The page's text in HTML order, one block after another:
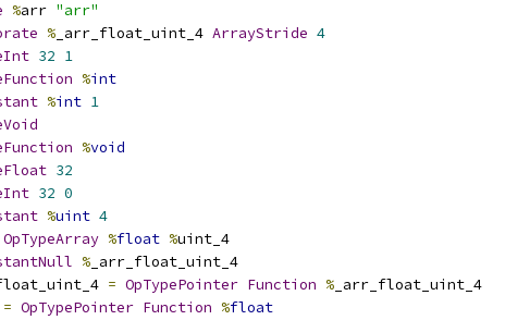
%arr "arr"
% _arr_float_uint_4 ArrayStride 4
32 1
%int
%int 1
%void
32
32 0
%uint 4
OpTypeArray %float %uint_4
% _arr_float_uint_4
= OpTypePointer Function % _arr_float_uint_4
= OpTypePointer Function %float